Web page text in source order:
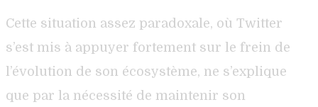
Cette situation assez paradoxale, où Twitter
s’est mis à appuyer fortement sur le frein de
l’évolution de son écosystème, ne s’explique
que par la nécessité de maintenir son